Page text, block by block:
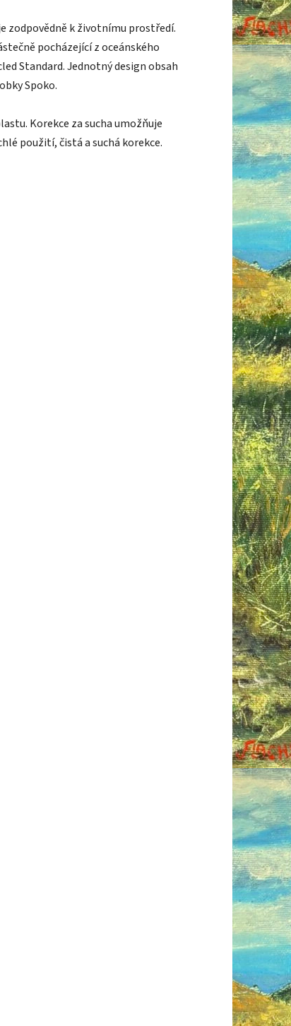
zodpovědně k životnímu prostředí.
pocházející z oceánského
Standard. Jednotný design obsah
Spoko.
Korekce za sucha umožňuje
použití, čistá a suchá korekce.